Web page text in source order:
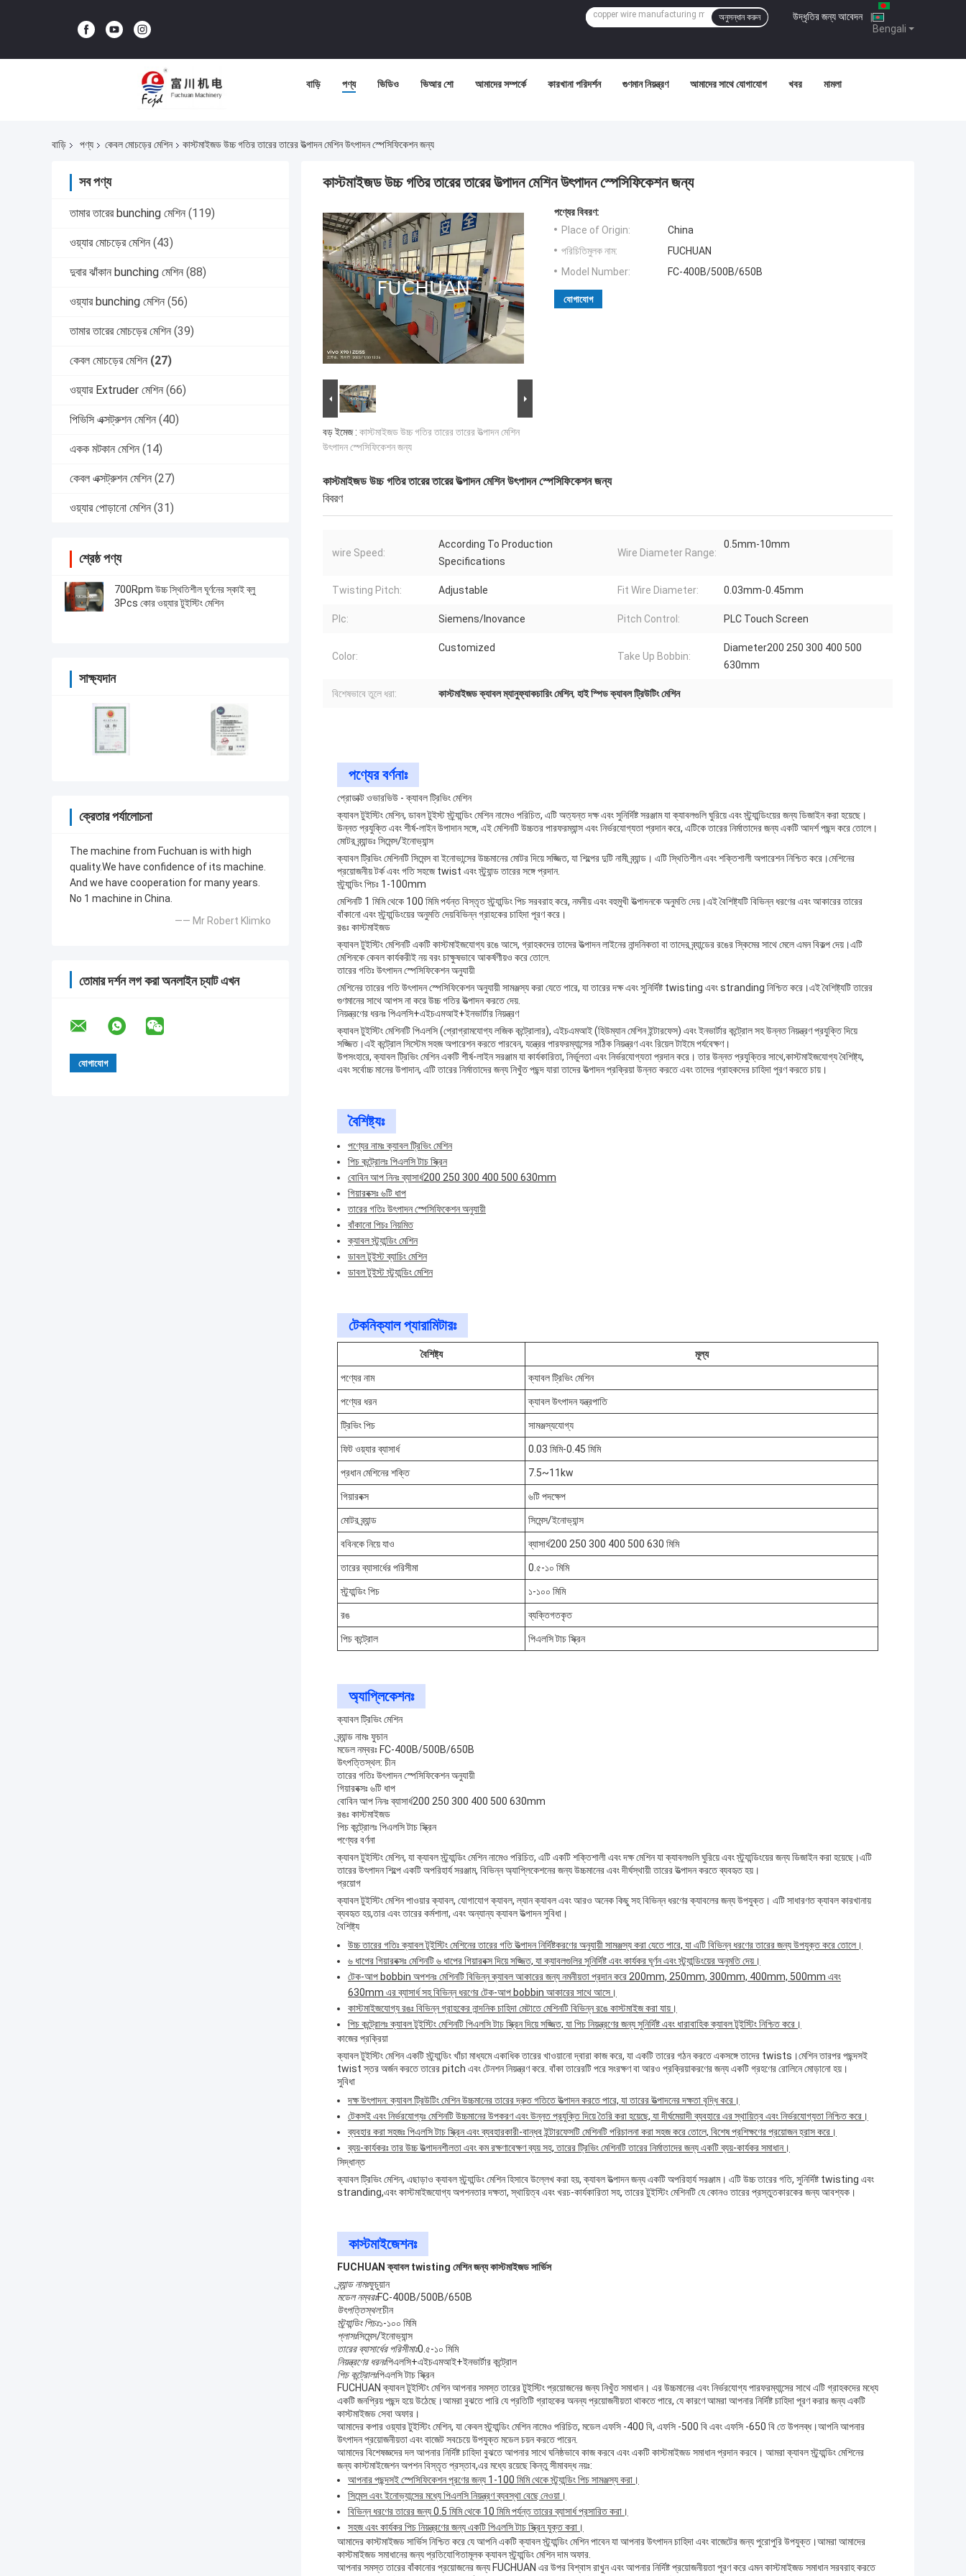
Bengali
উদ্ধৃতির জন্য আবেদন |
অনুসন্ধান করুন
বাড়ি পণ্য ভিডিও ভিআর শো আমাদের সম্পর্কে কারখানা পরিদর্শন গুণমান নিয়ন্ত্রণ আমাদের সাথে যোগাযোগ খবর মামলা
বাড়ি পণ্য কেবল মোচড়ের মেশিন কাস্টমাইজড উচ্চ গতির তারের তারের উত্পাদন মেশিন উৎপাদন স্পেসিফিকেশন জন্য
সব পণ্য
তামার তারের bunching মেশিন (119)
ওয়্যার মোচড়ের মেশিন (43)
দুবার ঝাঁকান bunching মেশিন (88)
ওয়্যার bunching মেশিন (56)
তামার তারের মোচড়ের মেশিন (39)
কেবল মোচড়ের মেশিন (27)
ওয়্যার Extruder মেশিন (66)
পিভিসি এক্সট্রুশন মেশিন (40)
একক মটকান মেশিন (14)
কেবল এক্সট্রুশন মেশিন (27)
ওয়্যার পোড়ানো মেশিন (31)
শ্রেষ্ঠ পণ্য
700Rpm উচ্চ স্থিতিশীল ঘূর্ণনের স্কাই ব্লু
3Pcs কোর ওয়্যার টুইস্টিং মেশিন
সাক্ষ্যদান
ক্রেতার পর্যালোচনা
The machine from Fuchuan is with high
quality.We have confidence of its machine.
And we have cooperation for many years.
No 1 machine in China.
—— Mr Robert Klimko
তোমার দর্শন লগ করা অনলাইন চ্যাট এখন
কাস্টমাইজড উচ্চ গতির তারের তারের উত্পাদন মেশিন উৎপাদন স্পেসিফিকেশন জন্য
বড় ইমেজ : কাস্টমাইজড উচ্চ গতির তারের তারের উত্পাদন মেশিন
উৎপাদন স্পেসিফিকেশন জন্য
পণ্যের বিবরণ:
Place of Origin:
China
পরিচিতিমুলক নাম:
FUCHUAN
Model Number:
FC-400B/500B/650B
যোগাযোগ
কাস্টমাইজড উচ্চ গতির তারের তারের উত্পাদন মেশিন উৎপাদন স্পেসিফিকেশন জন্য
বিবরণ
wire Speed:
According To Production
Specifications
Wire Diameter Range:
0.5mm-10mm
Twisting Pitch: Adjustable Fit Wire Diameter: 0.03mm-0.45mm
Plc: Siemens/Inovance Pitch Control: PLC Touch Screen
Color:
Customized
Take Up Bobbin:
Diameter200 250 300 400 500
630mm
বিশেষভাবে তুলে ধরা: কাস্টমাইজড ক্যাবল ম্যানুফ্যাকচারিং মেশিন, হাই স্পিড ক্যাবল ট্রিউটিং মেশিন
পণ্যের বর্ণনাঃ
প্রোডাক্ট ওভারভিউ - ক্যাবল ট্রিভিং মেশিন
ক্যাবল টুইস্টিং মেশিন, ডাবল টুইস্ট স্ট্র্যান্ডিং মেশিন নামেও পরিচিত, এটি অত্যন্ত দক্ষ এবং সুনির্দিষ্ট সরঞ্জাম যা ক্যাবলগুলি ঘুরিয়ে এবং স্ট্র্যান্ডিংয়ের জন্য ডিজাইন করা হয়েছে।
উন্নত প্রযুক্তি এবং শীর্ষ-লাইন উপাদান সঙ্গে, এই মেশিনটি উচ্চতর পারফরম্যান্স এবং নির্ভরযোগ্যতা প্রদান করে, এটিকে তারের নির্মাতাদের জন্য একটি আদর্শ পছন্দ করে তোলে।
মোটর ব্র্যান্ডঃ সিমেন্স/ইনোভ্যান্স
ক্যাবল ট্রিভিং মেশিনটি সিমেন্স বা ইনোভান্সের উচ্চমানের মোটর দিয়ে সজ্জিত, যা শিল্পের দুটি নামী ব্র্যান্ড। এটি স্থিতিশীল এবং শক্তিশালী অপারেশন নিশ্চিত করে।মেশিনের
প্রয়োজনীয় টর্ক এবং গতি সহজে twist এবং স্ট্র্যান্ড তারের সঙ্গে প্রদান.
স্ট্র্যান্ডিং পিচঃ 1-100mm
মেশিনটি 1 মিমি থেকে 100 মিমি পর্যন্ত বিস্তৃত স্ট্র্যান্ডিং পিচ সরবরাহ করে, নমনীয় এবং বহুমুখী উত্পাদনকে অনুমতি দেয়।এই বৈশিষ্ট্যটি বিভিন্ন ধরণের এবং আকারের তারের
বাঁকানো এবং স্ট্র্যান্ডিংয়ের অনুমতি দেয়বিভিন্ন গ্রাহকের চাহিদা পূরণ করে।
রঙঃ কাস্টমাইজড
ক্যাবল টুইস্টিং মেশিনটি একটি কাস্টমাইজযোগ্য রঙে আসে, গ্রাহকদের তাদের উত্পাদন লাইনের নান্দনিকতা বা তাদের ব্র্যান্ডের রঙের স্কিমের সাথে মেলে এমন বিকল্প দেয়।এটি
মেশিনকে কেবল কার্যকরীই নয় বরং চাক্ষুষভাবে আকর্ষণীয়ও করে তোলে.
তারের গতিঃ উৎপাদন স্পেসিফিকেশন অনুযায়ী
মেশিনের তারের গতি উৎপাদন স্পেসিফিকেশন অনুযায়ী সামঞ্জস্য করা যেতে পারে, যা তারের দক্ষ এবং সুনির্দিষ্ট twisting এবং stranding নিশ্চিত করে।এই বৈশিষ্ট্যটি তারের
গুণমানের সাথে আপস না করে উচ্চ গতির উত্পাদন করতে দেয়.
নিয়ন্ত্রণের ধরনঃ পিএলসি+এইচএমআই+ইনভার্টার নিয়ন্ত্রণ
ক্যাবল টুইস্টিং মেশিনটি পিএলসি (প্রোগ্রামযোগ্য লজিক কন্ট্রোলার), এইচএমআই (হিউম্যান মেশিন ইন্টারফেস) এবং ইনভার্টার কন্ট্রোল সহ উন্নত নিয়ন্ত্রণ প্রযুক্তি দিয়ে
সজ্জিত।এই কন্ট্রোল সিস্টেম সহজ অপারেশন করতে পারবেন, যন্ত্রের পারফরম্যান্সের সঠিক নিয়ন্ত্রণ এবং রিয়েল টাইমে পর্যবেক্ষণ।
উপসংহারে, ক্যাবল ট্রিভিং মেশিন একটি শীর্ষ-লাইন সরঞ্জাম যা কার্যকারিতা, নির্ভুলতা এবং নির্ভরযোগ্যতা প্রদান করে। তার উন্নত প্রযুক্তির সাথে,কাস্টমাইজযোগ্য বৈশিষ্ট্য,
এবং সর্বোচ্চ মানের উপাদান, এটি তারের নির্মাতাদের জন্য নিখুঁত পছন্দ যারা তাদের উত্পাদন প্রক্রিয়া উন্নত করতে এবং তাদের গ্রাহকদের চাহিদা পূরণ করতে চায়।
বৈশিষ্ট্যঃ
পণ্যের নামঃ ক্যাবল ট্রিভিং মেশিন
পিচ কন্ট্রোলঃ পিএলসি টাচ স্ক্রিন
বোবিন আপ নিনঃ ব্যাসার্ধ200 250 300 400 500 630mm
গিয়ারবক্সঃ ৬টি ধাপ
তারের গতিঃ উৎপাদন স্পেসিফিকেশন অনুযায়ী
বাঁকানো পিচঃ নিয়মিত
ক্যাবল স্ট্র্যান্ডিং মেশিন
ডাবল টুইস্ট ব্যাচিং মেশিন
ডাবল টুইস্ট স্ট্র্যান্ডিং মেশিন
টেকনিক্যাল প্যারামিটারঃ
বৈশিষ্ট্য মূল্য
পণ্যের নাম ক্যাবল ট্রিভিং মেশিন
পণ্যের ধরন ক্যাবল উৎপাদন যন্ত্রপাতি
ট্রিভিং পিচ সামঞ্জস্যযোগ্য
ফিট ওয়্যার ব্যাসার্ধ 0.03 মিমি-0.45 মিমি
প্রধান মেশিনের শক্তি 7.5~11kw
গিয়ারবক্স ৬টি পদক্ষেপ
মোটর ব্র্যান্ড সিমেন্স/ইনোভ্যান্স
ববিনকে নিয়ে যাও ব্যাসার্ধ200 250 300 400 500 630 মিমি
তারের ব্যাসার্ধের পরিসীমা 0.৫-১০ মিমি
স্ট্র্যান্ডিং পিচ ১-১০০ মিমি
রঙ ব্যক্তিগতকৃত
পিচ কন্ট্রোল পিএলসি টাচ স্ক্রিন
অ্যাপ্লিকেশনঃ
ক্যাবল ট্রিভিং মেশিন
ব্র্যান্ড নামঃ ফুচান
মডেল নম্বরঃ FC-400B/500B/650B
উৎপত্তিস্থল: চীন
তারের গতিঃ উৎপাদন স্পেসিফিকেশন অনুযায়ী
গিয়ারবক্সঃ ৬টি ধাপ
বোবিন আপ নিনঃ ব্যাসার্ধ200 250 300 400 500 630mm
রঙঃ কাস্টমাইজড
পিচ কন্ট্রোলঃ পিএলসি টাচ স্ক্রিন
পণ্যের বর্ণনা
ক্যাবল টুইস্টিং মেশিন, যা ক্যাবল স্ট্র্যান্ডিং মেশিন নামেও পরিচিত, এটি একটি শক্তিশালী এবং দক্ষ মেশিন যা ক্যাবলগুলি ঘুরিয়ে এবং স্ট্র্যান্ডিংয়ের জন্য ডিজাইন করা হয়েছে।এটি
তারের উৎপাদন শিল্পে একটি অপরিহার্য সরঞ্জাম, বিভিন্ন অ্যাপ্লিকেশনের জন্য উচ্চমানের এবং দীর্ঘস্থায়ী তারের উত্পাদন করতে ব্যবহৃত হয়।
প্রয়োগ
ক্যাবল টুইস্টিং মেশিন পাওয়ার ক্যাবল, যোগাযোগ ক্যাবল, ল্যান ক্যাবল এবং আরও অনেক কিছু সহ বিভিন্ন ধরণের ক্যাবলের জন্য উপযুক্ত। এটি সাধারণত ক্যাবল কারখানায়
ব্যবহৃত হয়,তার এবং তারের কর্মশালা, এবং অন্যান্য ক্যাবল উত্পাদন সুবিধা।
বৈশিষ্ট্য
উচ্চ তারের গতিঃ ক্যাবল টুইস্টিং মেশিনের তারের গতি উত্পাদন নির্দিষ্টকরণের অনুযায়ী সামঞ্জস্য করা যেতে পারে, যা এটি বিভিন্ন ধরণের তারের জন্য উপযুক্ত করে তোলে।
৬ ধাপের গিয়ারবক্সঃ মেশিনটি ৬ ধাপের গিয়ারবক্স দিয়ে সজ্জিত, যা ক্যাবলগুলির সুনির্দিষ্ট এবং কার্যকর ঘূর্ণন এবং স্ট্র্যান্ডিংয়ের অনুমতি দেয়।
টেক-আপ bobbin অপশনঃ মেশিনটি বিভিন্ন ক্যাবল আকারের জন্য নমনীয়তা প্রদান করে 200mm, 250mm, 300mm, 400mm, 500mm এবং
630mm এর ব্যাসার্ধ সহ বিভিন্ন ধরণের টেক-আপ bobbin আকারের সাথে আসে।
কাস্টমাইজযোগ্য রঙঃ বিভিন্ন গ্রাহকের নান্দনিক চাহিদা মেটাতে মেশিনটি বিভিন্ন রঙে কাস্টমাইজ করা যায়।
পিচ কন্ট্রোলঃ ক্যাবল টুইস্টিং মেশিনটি পিএলসি টাচ স্ক্রিন দিয়ে সজ্জিত, যা পিচ নিয়ন্ত্রণের জন্য সুনির্দিষ্ট এবং ধারাবাহিক ক্যাবল টুইস্টিং নিশ্চিত করে।
কাজের প্রক্রিয়া
ক্যাবল টুইস্টিং মেশিন একটি স্ট্র্যান্ডিং খাঁচা মাধ্যমে একাধিক তারের খাওয়ানো দ্বারা কাজ করে, যা একটি তারের গঠন করতে একসঙ্গে তাদের twists।মেশিন তারপর পছন্দসই
twist স্তর অর্জন করতে তারের pitch এবং টেনশন নিয়ন্ত্রণ করে. বাঁকা তারেরটি পরে সংরক্ষণ বা আরও প্রক্রিয়াকরণের জন্য একটি গ্রহণের রোলিনে মোড়ানো হয়।
সুবিধা
দক্ষ উৎপাদন: ক্যাবল ট্রিউটিং মেশিন উচ্চমানের তারের দ্রুত গতিতে উত্পাদন করতে পারে, যা তারের উত্পাদনের দক্ষতা বৃদ্ধি করে।
টেকসই এবং নির্ভরযোগ্যঃ মেশিনটি উচ্চমানের উপকরণ এবং উন্নত প্রযুক্তি দিয়ে তৈরি করা হয়েছে, যা দীর্ঘমেয়াদী ব্যবহারে এর স্থায়িত্ব এবং নির্ভরযোগ্যতা নিশ্চিত করে।
ব্যবহার করা সহজঃ পিএলসি টাচ স্ক্রিন এবং ব্যবহারকারী-বান্ধব ইন্টারফেসটি মেশিনটি পরিচালনা করা সহজ করে তোলে, বিশেষ প্রশিক্ষণের প্রয়োজন হ্রাস করে।
ব্যয়-কার্যকরঃ তার উচ্চ উত্পাদনশীলতা এবং কম রক্ষণাবেক্ষণ ব্যয় সহ, তারের ট্রিভিং মেশিনটি তারের নির্মাতাদের জন্য একটি ব্যয়-কার্যকর সমাধান।
সিদ্ধান্ত
ক্যাবল ট্রিভিং মেশিন, এছাড়াও ক্যাবল স্ট্র্যান্ডিং মেশিন হিসাবে উল্লেখ করা হয়, ক্যাবল উত্পাদন জন্য একটি অপরিহার্য সরঞ্জাম। এটি উচ্চ তারের গতি, সুনির্দিষ্ট twisting এবং
stranding,এবং কাস্টমাইজযোগ্য অপশনতার দক্ষতা, স্থায়িত্ব এবং খরচ-কার্যকারিতা সহ, তারের টুইস্টিং মেশিনটি যে কোনও তারের প্রস্তুতকারকের জন্য আবশ্যক।
কাস্টমাইজেশনঃ
FUCHUAN ক্যাবল twisting মেশিন জন্য কাস্টমাইজড সার্ভিস
ব্র্যান্ড নামঃফুচুয়ান
মডেল নম্বরঃFC-400B/500B/650B
উৎপত্তিস্থল:চীন
স্ট্র্যান্ডিং পিচঃ১-১০০ মিমি
প্লাসঃসিমেন্স/ইনোভ্যান্স
তারের ব্যাসার্ধের পরিসীমাঃ0.৫-১০ মিমি
নিয়ন্ত্রণের ধরনঃপিএলসি+এইচএমআই+ইনভার্টার কন্ট্রোল
পিচ কন্ট্রোলঃপিএলসি টাচ স্ক্রিন
FUCHUAN ক্যাবল টুইস্টিং মেশিন আপনার সমস্ত তারের টুইস্টিং প্রয়োজনের জন্য নিখুঁত সমাধান। এর উচ্চমানের এবং নির্ভরযোগ্য পারফরম্যান্সের সাথে এটি গ্রাহকদের মধ্যে
একটি জনপ্রিয় পছন্দ হয়ে উঠেছে।আমরা বুঝতে পারি যে প্রতিটি গ্রাহকের অনন্য প্রয়োজনীয়তা থাকতে পারে, যে কারণে আমরা আপনার নির্দিষ্ট চাহিদা পূরণ করার জন্য একটি
কাস্টমাইজড সেবা অফার।
আমাদের কপার ওয়্যার টুইস্টিং মেশিন, যা কেবল স্ট্র্যান্ডিং মেশিন নামেও পরিচিত, মডেল এফসি -400 বি, এফসি -500 বি এবং এফসি -650 বি তে উপলব্ধ।আপনি আপনার
উৎপাদন প্রয়োজনীয়তা এবং বাজেট সবচেয়ে উপযুক্ত মডেল চয়ন করতে পারেন.
আমাদের বিশেষজ্ঞদের দল আপনার নির্দিষ্ট চাহিদা বুঝতে আপনার সাথে ঘনিষ্ঠভাবে কাজ করবে এবং একটি কাস্টমাইজড সমাধান প্রদান করবে। আমরা ক্যাবল স্ট্র্যান্ডিং মেশিনের
জন্য কাস্টমাইজেশন অপশন বিস্তৃত প্রস্তাব,এর মধ্যে রয়েছে কিন্তু সীমাবদ্ধ নয়ঃ:
আপনার পছন্দসই স্পেসিফিকেশন পূরণের জন্য 1-100 মিমি থেকে স্ট্র্যান্ডিং পিচ সামঞ্জস্য করা।
সিমেন্স এবং ইনোভ্যান্সের মধ্যে পিএলসি নিয়ন্ত্রণ ব্যবস্থা বেছে নেওয়া।
বিভিন্ন ধরণের তারের জন্য 0.5 মিমি থেকে 10 মিমি পর্যন্ত তারের ব্যাসার্ধ প্রসারিত করা।
সহজ এবং কার্যকর পিচ নিয়ন্ত্রণের জন্য একটি পিএলসি টাচ স্ক্রিন যুক্ত করা।
আমাদের কাস্টমাইজড সার্ভিস নিশ্চিত করে যে আপনি একটি ক্যাবল স্ট্র্যান্ডিং মেশিন পাবেন যা আপনার উৎপাদন চাহিদা এবং বাজেটের জন্য পুরোপুরি উপযুক্ত।আমরা আমাদের
কাস্টমাইজড সমাধানের জন্য প্রতিযোগিতামূলক ক্যাবল স্ট্র্যান্ডিং মেশিন দাম অফার.
আপনার সমস্ত তারের বাঁকানোর প্রয়োজনের জন্য FUCHUAN এর উপর বিশ্বাস রাখুন এবং আপনার নির্দিষ্ট প্রয়োজনীয়তা পূরণ করে এমন কাস্টমাইজড সমাধান সরবরাহ করতে